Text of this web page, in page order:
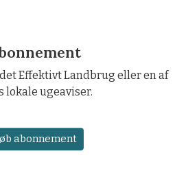
Effektivt Landbrug eller en af
lokale ugeaviser.
abonnement